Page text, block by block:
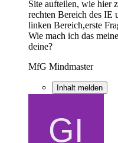
Site aufteilen, wie hier
rechten Bereich des
linken Bereich,erste
Wie mach ich das
deine?
MfG Mindmaster
Inhalt melden